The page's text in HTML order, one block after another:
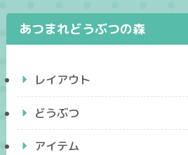
あつまれどうぶつの森
レイアウト
どうぶつ
アイテム